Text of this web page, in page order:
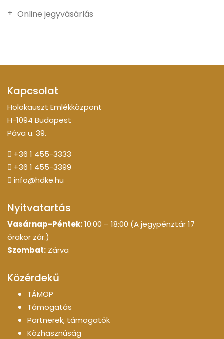
Online jegyvásárlás
Kapcsolat
Holokauszt Emlékközpont
H-1094 Budapest
Páva u. 39.
+36 1 455-3333
+36 1 455-3399
info@hdke.hu
Nyitvatartás
Vasárnap-Péntek:10:00 – 18:00 (A jegypénztár 17
órakor zár.)
Szombat: Zárva
Közérdekű
TÁMOP
Támogatás
Partnerek, támogatók
Közhasznúság